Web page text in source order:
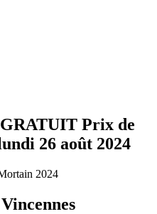
Prix de
26 août 2024